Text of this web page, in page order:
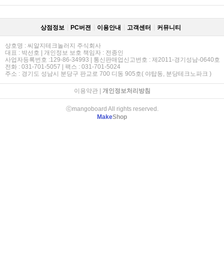
상점정보 PC버젼 이용안내 고객센터 커뮤니티
상호명 : 씨알지테크놀러지 주식회사
대표 : 박선호 | 개인정보 보호 책임자 : 전종인
사업자등록번호 :129-86-34993 | 통신판매업신고번호 : 제2011-경기성남-0640호
전화 : 031-701-5057 | 팩스 : 031-701-5024
주소 : 경기도 성남시 분당구 판교로 700 디동 905호( 야탑동, 분당테크노파크 )
이용약관| 개인정보처리방침
ⓒmangoboard All rights reserved.
MakeShop